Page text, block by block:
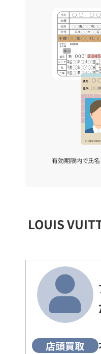
有効期限内で氏名
LOUIS
店頭買取